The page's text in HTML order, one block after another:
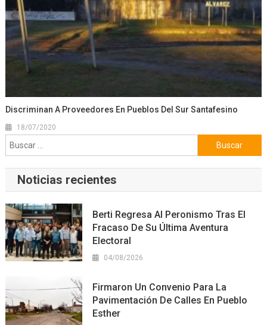
Discriminan A Proveedores En Pueblos Del Sur Santafesino
18/07/2020
Buscar:
Noticias recientes
Berti Regresa Al Peronismo Tras El
Fracaso De Su Última Aventura
Electoral
04/08/2026
Firmaron Un Convenio Para La
Pavimentación De Calles En Pueblo
Esther